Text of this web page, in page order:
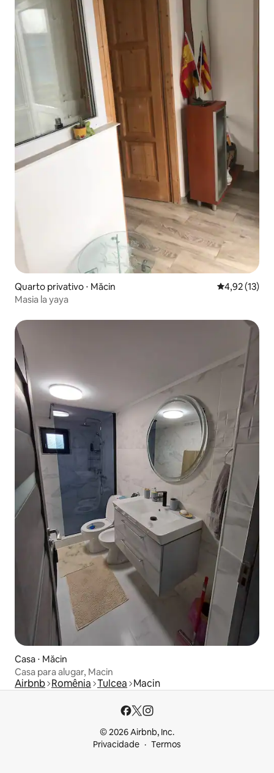
Quarto privativo ⋅ Măcin 4,92 de uma
4,92 (13)
Masia la yaya
Casa ⋅ Măcin
Casa para alugar, Macin
Airbnb Romênia Tulcea Macin
© 2026 Airbnb, Inc.
Privacidade
Termos